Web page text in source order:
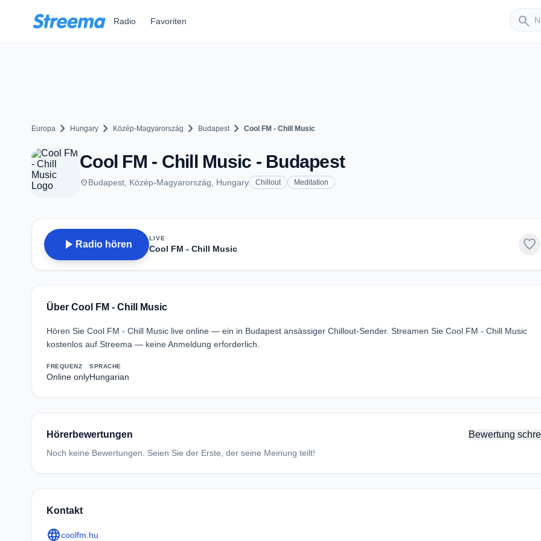
Radio Favoriten search
Europa chevron_right Hungary chevron_right Közép-Magyarország chevron_right Budapestchevron_right Cool FM - Chill Music
Cool FM - Chill Music - Budapest
placeBudapest, Közép-Magyarország, Hungary Chillout Meditation
play_arrow Radio hören
LIVE
Cool FM - Chill Music favorite
Über Cool FM - Chill Music
Hören Sie Cool FM - Chill Music live online — ein in Budapest ansässiger Chillout-Sender. Streamen Sie Cool FM - Chill Music
kostenlos auf Streema — keine Anmeldung erforderlich.
FREQUENZ
Online only
SPRACHE
Hungarian
Hörerbewertungen Bewertung
Noch keine Bewertungen. Seien Sie der Erste, der seine Meinung teilt!
Kontakt
languagecoolfm.hu